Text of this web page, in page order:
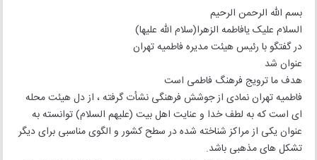
بسم الله الرحمن الرحیم
السلام علیک یافاطمه الزهرا(سلام الله علیها)
در گفتگو با رئیس هیئت مدیره فاطمیه تهران
عنوان شد
هدف ما ترویج فرهنگ فاطمی است
فاطمیه تهران نمادی از جوشش فرهنگی نشأت گرفته ، از دل هیئت محله
ای است که به لطف خدا و عنایت اهل بیت (علیهم السلام) توانسته به
عنوان یکی از مراکز شناخته شده در سطح کشور و الگوی مناسبی برای دیگر
تشکل های مذهبی باشد.